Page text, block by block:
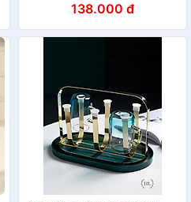
HỨNG NƯỚC HOME
LUXURY DECOR PHONG
CÁCH RETRO 2022 NEW
138.000 đ